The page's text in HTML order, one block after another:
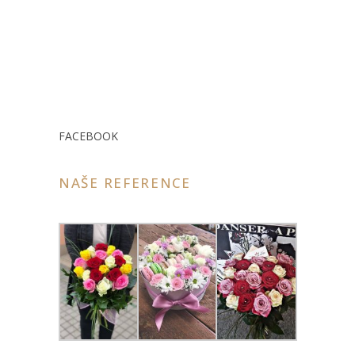
FACEBOOK
NAŠE REFERENCE